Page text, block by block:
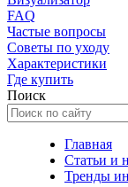
FAQ
Частые вопросы
Советы по уходу
Характеристики
Где купить
Поиск
Главная
Статьи и
Тренды